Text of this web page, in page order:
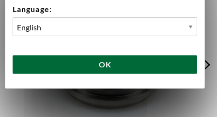
Language:
OK